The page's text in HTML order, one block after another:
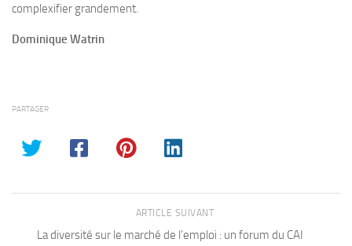
complexifier grandement.
Dominique Watrin
PARTAGER
ARTICLE SUIVANT
La diversité sur le marché de l’emploi : un forum du CAI